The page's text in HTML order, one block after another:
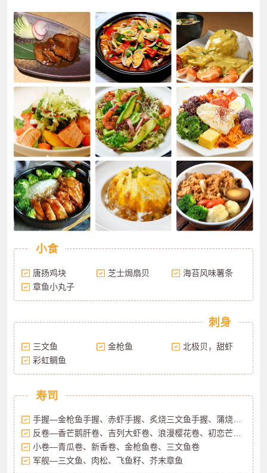
小食
唐扬鸡块 芝士焗扇贝
海苔风味薯条
章鱼小丸子
刺身
三文鱼 金枪鱼
北极贝，甜虾
彩虹鲷鱼
寿司
手握—金枪鱼手握、赤虾手握、炙烧三文鱼手握、蒲烧鳗鱼手握
反卷—香芒鹅肝卷、吉列大虾卷、浪漫樱花卷、初恋芒果卷
小卷—青瓜卷、新香卷、金枪鱼卷、三文鱼卷
军舰—三文鱼、肉松、飞鱼籽、芥末章鱼